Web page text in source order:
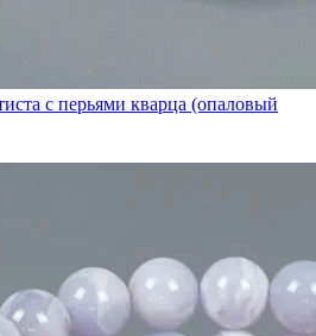
с перьями кварца (опаловый